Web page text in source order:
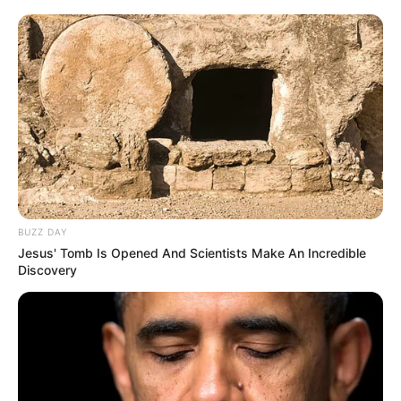
BUZZ DAY
Jesus' Tomb Is Opened And Scientists Make An Incredible
Discovery